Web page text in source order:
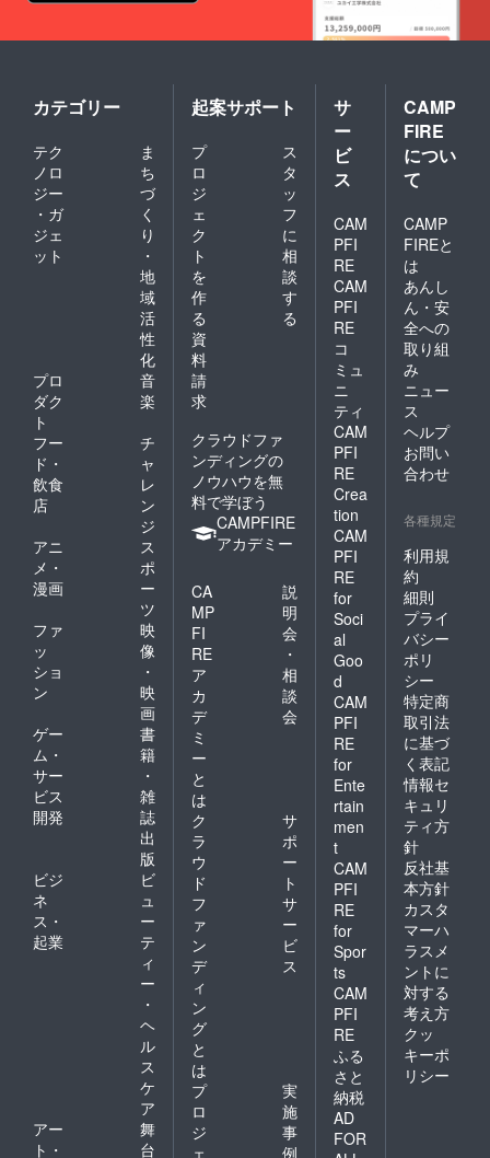
カテゴリー
テク
ノロ
ジー
・ガ
ジェ
ット
ま
ち
づ
く
り
・
地
域
活
性
化
プロ
ダク
ト
音
楽
フー
ド・
飲食
店
チ
ャ
レ
ン
ジ
アニ
メ・
漫画
ス
ポ
ー
ツ
ファ
ッ
ショ
ン
映
像
・
映
画
ゲー
ム・
サー
ビス
開発
書
籍
・
雑
誌
出
版
ビジ
ネ
ス・
起業
ビ
ュ
ー
テ
ィ
ー
・
ヘ
ル
ス
ケ
ア
アー
ト・
舞
台
起案サポート
プ
ロ
ジ
ェ
ク
ト
を
作
る
ス
タ
ッ
フ
に
相
談
す
る
資
料
請
求
クラウドファ
ンディングの
ノウハウを無
料で学ぼう
CAMPFIRE
アカデミー
CA
MP
FI
RE
ア
カ
デ
ミ
ー
と
は
説
明
会
・
相
談
会
ク
ラ
ウ
ド
フ
ァ
ン
デ
ィ
ン
グ
と
は
サ
ポ
ー
ト
サ
ー
ビ
ス
プ
ロ
ジ
ェ
実
施
事
例
サ
ー
ビ
ス
CAM
PFI
RE
CAM
PFI
RE
コ
ミュ
ニ
ティ
CAM
PFI
RE
Crea
tion
CAM
PFI
RE
for
Soci
al
Goo
d
CAM
PFI
RE
for
Ente
rtain
men
t
CAM
PFI
RE
for
Spor
ts
CAM
PFI
RE
ふる
さと
納税
AD
FOR
CAMP
FIRE
につい
て
CAMP
FIREと
は
あんし
ん・安
全への
取り組
み
ニュー
ス
ヘルプ
お問い
合わせ
各種規定
利用規
約
細則
プライ
バシー
ポリ
シー
特定商
取引法
に基づ
く表記
情報セ
キュリ
ティ方
針
反社基
本方針
カスタ
マーハ
ラスメ
ントに
対する
考え方
クッ
キーポ
リシー